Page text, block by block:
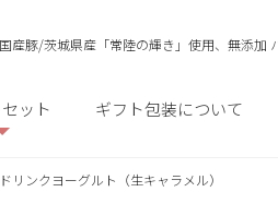
産豚/茨城県産「常陸の輝き」使用、無添加
ット ギフト包装について
ドリンクヨーグルト（生キャラメル）